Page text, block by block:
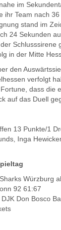
im
ihr Team nach
stand im
24 Sekunden
in der Mitte
den
verfolgt
dass die
auf das Duell
13 Punkte/1
Inga
Würzburg
92 61:67
Don Bosco